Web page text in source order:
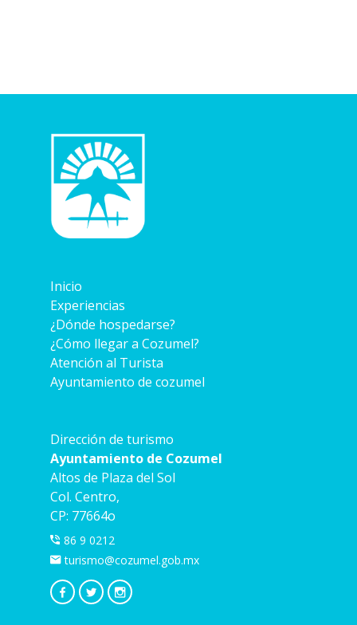
Inicio
Experiencias
¿Dónde hospedarse?
¿Cómo llegar a Cozumel?
Atención al Turista
Ayuntamiento de cozumel
Dirección de turismo
Ayuntamiento de Cozumel
Altos de Plaza del Sol
Col. Centro,
CP: 77664o
86 9 0212
turismo@cozumel.gob.mx